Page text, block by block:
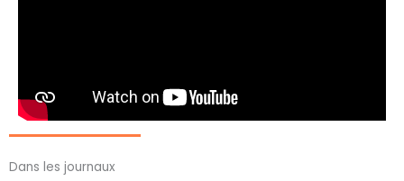
Dans les journaux